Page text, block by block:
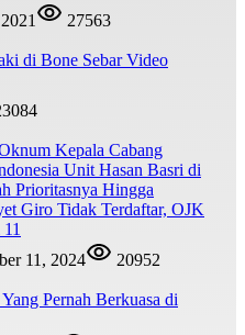
27563
di Bone Sebar Video
Kepala Cabang
Unit Hasan Basri di
Prioritasnya Hingga
Giro Tidak Terdaftar, OJK
11, 2024
20952
Pernah Berkuasa di